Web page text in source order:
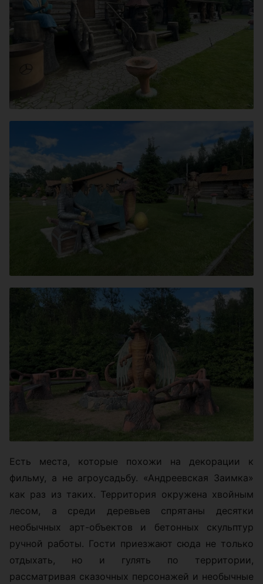
Есть места, которые похожи на декорации к
фильму, а не агроусадьбу. «Андреевская Заимка»
как раз из таких. Территория окружена хвойным
лесом, а среди деревьев спрятаны десятки
необычных арт-объектов и бетонных скульптур
ручной работы. Гости приезжают сюда не только
отдыхать, но и гулять по территории,
рассматривая сказочных персонажей и необычные